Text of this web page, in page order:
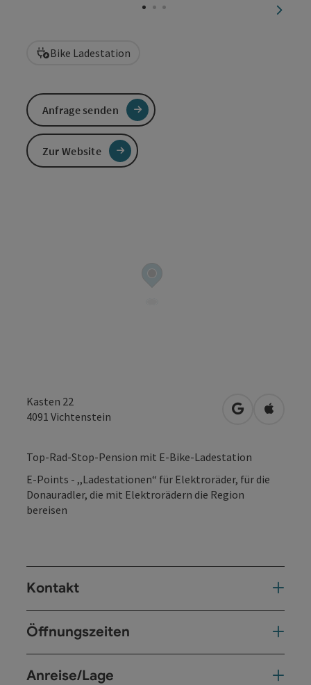
Bike Ladestation
Kasten 22
4091 Vichtenstein in Google
in
Top-Rad-Stop-Pension mit E-Bike-Ladestation
E-Points - ,,Ladestationen“ für Elektroräder, für die
Donauradler, die mit Elektrorädern die Region
bereisen
Kontakt
Öffnungszeiten
Anreise/Lage
Anfrage senden
Zur Website